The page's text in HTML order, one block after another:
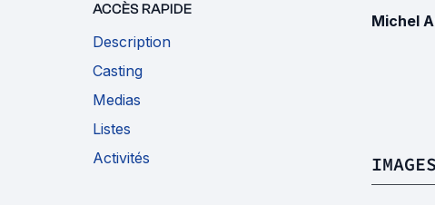
ACCÈS RAPIDE
Description
Casting
Medias
Listes
Activités
Michel
IMAGES